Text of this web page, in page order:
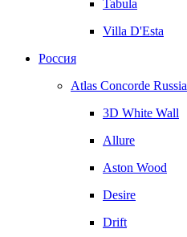
Tabula
Villa D'Esta
Россия
Atlas Concorde Russia
3D White Wall
Allure
Aston Wood
Desire
Drift